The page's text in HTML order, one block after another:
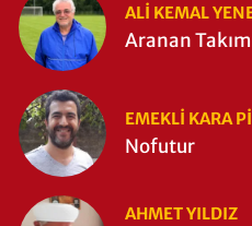
ALI KEMAL
Aranan Takım
EMEKLI KARA
Nofutur
AHMET YILDIZ